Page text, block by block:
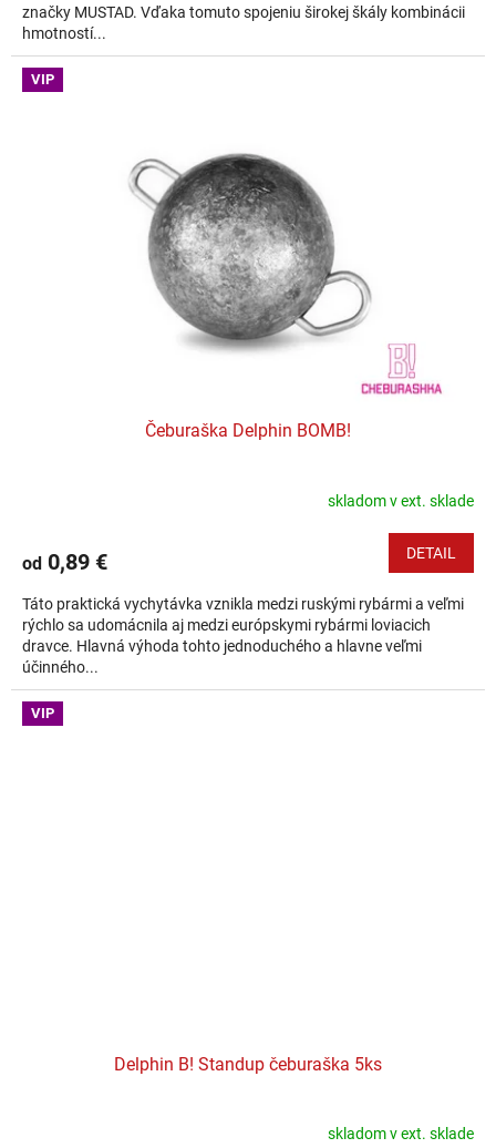
značky MUSTAD. Vďaka tomuto spojeniu širokej škály kombinácii
hmotností...
VIP
Čeburaška Delphin BOMB!
skladom v ext. sklade
od 0,89 € DETAIL
Táto praktická vychytávka vznikla medzi ruskými rybármi a veľmi
rýchlo sa udomácnila aj medzi európskymi rybármi loviacich
dravce. Hlavná výhoda tohto jednoduchého a hlavne veľmi
účinného...
VIP
Delphin B! Standup čeburaška 5ks
skladom v ext. sklade